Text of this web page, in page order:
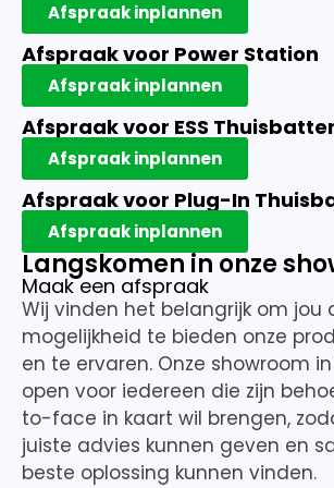
Afspraak inplannen
Afspraak voor Power Station
Afspraak inplannen
Afspraak voor ESS
Afspraak inplannen
Afspraak voor Plug-In
Afspraak inplannen
Langskomen in onze
Maak een afspraak
Wij vinden het belangrijk om jou
mogelijkheid te bieden onze
en te ervaren. Onze showroom
open voor iedereen die zijn
to-face in kaart wil brengen,
juiste advies kunnen geven en
beste oplossing kunnen vinden.